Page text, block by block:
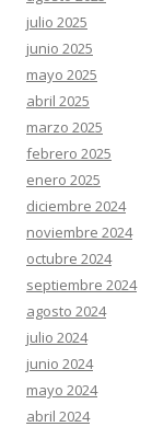
julio 2025
junio 2025
mayo 2025
abril 2025
marzo 2025
febrero 2025
enero 2025
diciembre 2024
noviembre 2024
octubre 2024
septiembre 2024
agosto 2024
julio 2024
junio 2024
mayo 2024
abril 2024